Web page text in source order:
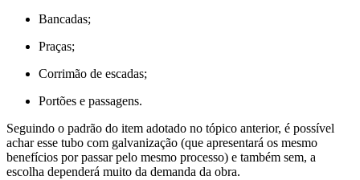
Bancadas;
Praças;
Corrimão de escadas;
Portões e passagens.
Seguindo o padrão do item adotado no tópico anterior, é possível
achar esse tubo com galvanização (que apresentará os mesmo
benefícios por passar pelo mesmo processo) e também sem, a
escolha dependerá muito da demanda da obra.